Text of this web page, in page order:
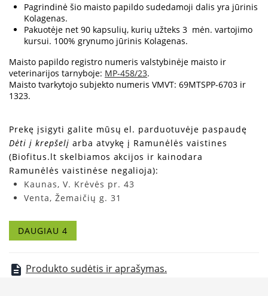
Pagrindinė šio maisto papildo sudedamoji dalis yra jūrinis
Kolagenas.
Pakuotėje net 90 kapsulių, kurių užteks 3 mėn. vartojimo
kursui. 100% grynumo jūrinis Kolagenas.
Maisto papildo registro numeris valstybinėje maisto ir
veterinarijos tarnyboje: MP-458/23.
Maisto tvarkytojo subjekto numeris VMVT: 69MTSPP-6703 ir
1323.
Prekę įsigyti galite mūsų el. parduotuvėje paspaudę
Dėti į krepšelį arba atvykę į Ramunėlės vaistines
(Biofitus.lt skelbiamos akcijos ir kainodara
Ramunėlės vaistinėse negalioja):
Kaunas, V. Krėvės pr. 43
Venta, Žemaičių g. 31
Vilnius, Kęstučio g. 9
DAUGIAU 4
description Produkto sudėtis ir aprašymas.